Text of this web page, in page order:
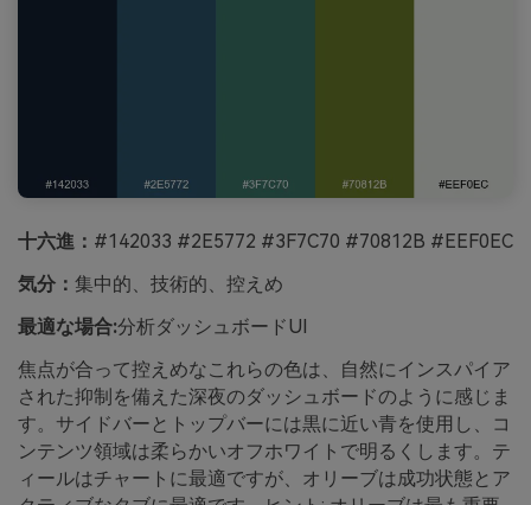
十六進： #142033 #2E5772 #3F7C70 #70812B #EEF0EC
気分： 集中的、技術的、控えめ
最適な場合:分析ダッシュボードUI
焦点が合って控えめなこれらの色は、自然にインスパイア
された抑制を備えた深夜のダッシュボードのように感じま
す。サイドバーとトップバーには黒に近い青を使用し、コ
ンテンツ領域は柔らかいオフホワイトで明るくします。テ
ィールはチャートに最適ですが、オリーブは成功状態とア